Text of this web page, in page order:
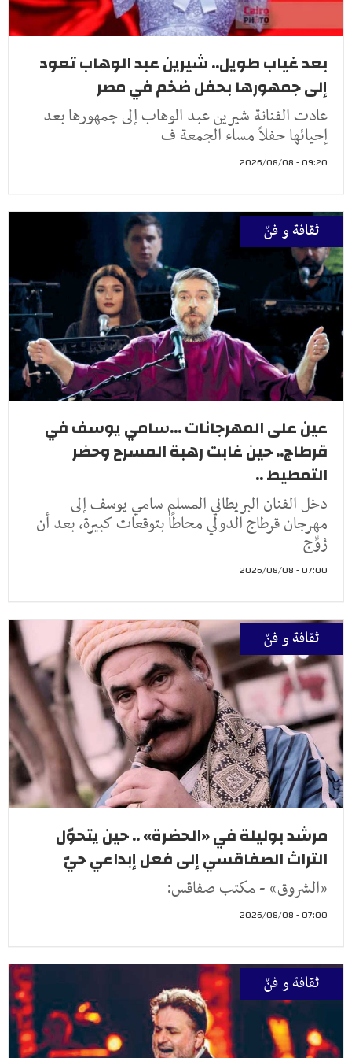
بعد غياب طويل.. شيرين عبد الوهاب تعود
إلى جمهورها بحفل ضخم في مصر
عادت الفنانة شيرين عبد الوهاب إلى جمهورها بعد
إحيائها حفلاً مساء الجمعة ف
09:20 - 2026/08/08
ثقافة و فنّ
عين على المهرجانات ...سامي يوسف في
قرطاج.. حين غابت رهبة المسرح وحضر
التمطيط ..
دخل الفنان البريطاني المسلم سامي يوسف إلى
مهرجان قرطاج الدولي محاطًا بتوقعات كبيرة، بعد أن
رُوِّج
07:00 - 2026/08/08
ثقافة و فنّ
مرشد بوليلة في «الحضرة» .. حين يتحوّل
التراث الصفاقسي إلى فعل إبداعي حيّ
«الشروق» - مكتب صفاقس:
07:00 - 2026/08/08
ثقافة و فنّ